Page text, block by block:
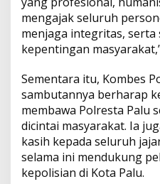
mengajak seluruh
menjaga integritas, serta
kepentingan
Sementara itu, Kombes
sambutannya berharap
membawa Polresta Palu
dicintai masyarakat. Ia
kasih kepada seluruh
selama ini mendukung
kepolisian di Kota Palu.